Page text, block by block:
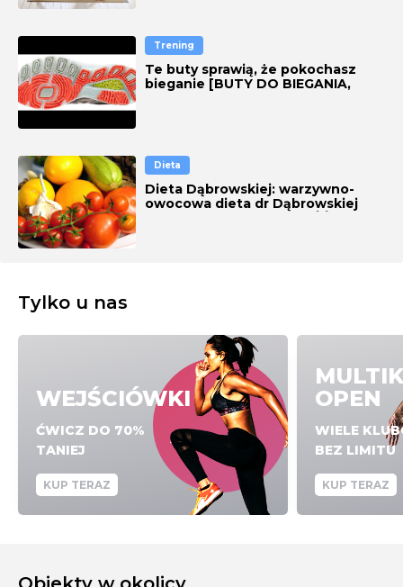
Trening
Te buty sprawią, że pokochasz
bieganie [BUTY DO BIEGANIA,
Dieta
Dieta Dąbrowskiej: warzywno-
owocowa dieta dr Dąbrowskiej
Tylko u nas
WEJŚCIÓWKI
ĆWICZ DO 70%
TANIEJ
KUP TERAZ
OPEN
WIELE
BEZ LIMITU
KUP TERAZ